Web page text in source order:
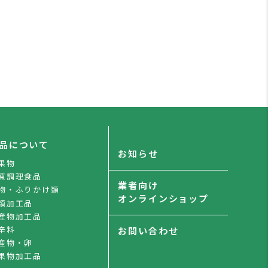
について
物
調理食品
・ふりかけ類
加工品
物加工品
料
物・卵
物加工品
お知らせ
業者向け
オンラインショップ
お問い合わせ